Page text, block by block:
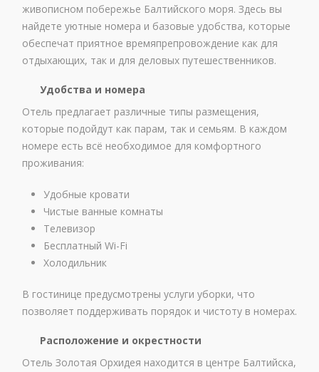
живописном побережье Балтийского моря. Здесь вы
найдете уютные номера и базовые удобства, которые
обеспечат приятное времяпрепровождение как для
отдыхающих, так и для деловых путешественников.
Удобства и номера
Отель предлагает различные типы размещения,
которые подойдут как парам, так и семьям. В каждом
номере есть всё необходимое для комфортного
проживания:
Удобные кровати
Чистые ванные комнаты
Телевизор
Бесплатный Wi-Fi
Холодильник
В гостинице предусмотрены услуги уборки, что
позволяет поддерживать порядок и чистоту в номерах.
Расположение и окрестности
Отель Золотая Орхидея находится в центре Балтийска,